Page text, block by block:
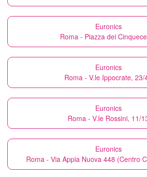
Euronics
Roma - Piazza dei
Euronics
Roma - V.le Ippocrate, 23/
Euronics
Roma - V.le Rossini, 11/
Euronics
Roma - Via Appia Nuova 448 (Centro